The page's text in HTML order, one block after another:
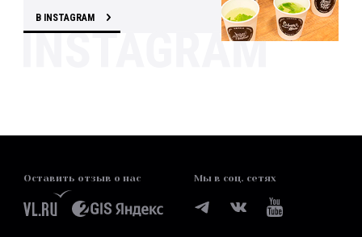
В INSTAGRAM
Оставить отзыв о нас Мы в соц. сетях